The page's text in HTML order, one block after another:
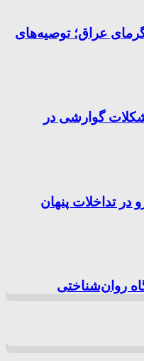
عراق؛ توصیه‌های
گوارشی در
در تداخلات پنهان
روان‌شناختی